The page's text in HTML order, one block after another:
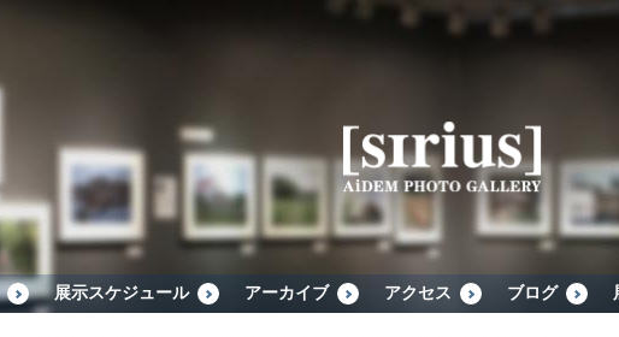
展示スケジュール アーカイブ アクセス ブログ
展示スケジュール
アーカイブ